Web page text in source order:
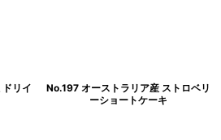
リイ
No.197 オーストラリア産 ストロベリ
ーショートケーキ